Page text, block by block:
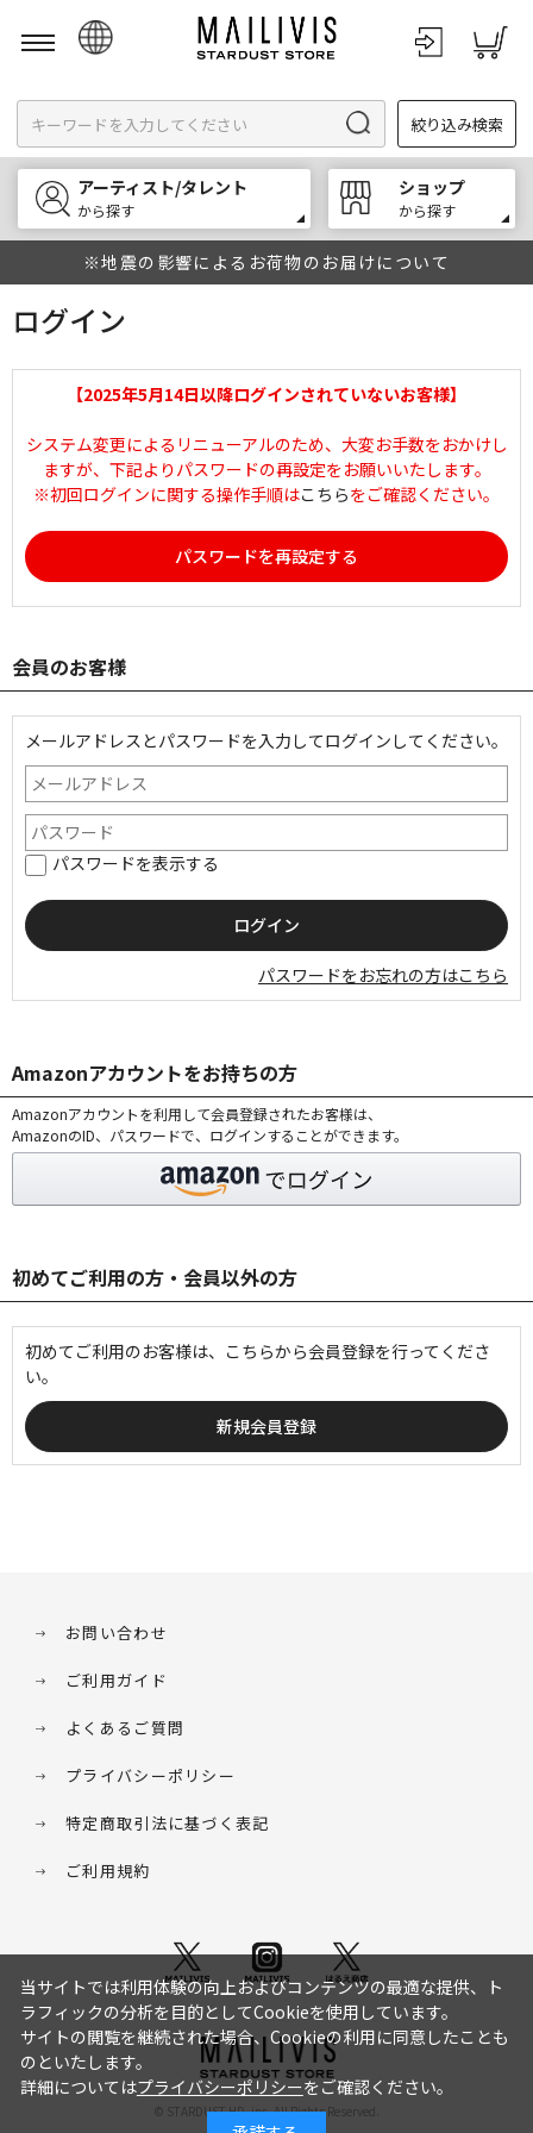
English
한국어
中文
絞り込み検索
アーティスト/タレント
から探す
ショップ
から探す
※地震の影響によるお荷物のお届けについて
ログイン
【2025年5月14日以降ログインされていないお客様】
システム変更によるリニューアルのため、大変お手数をおかけし
ますが、下記よりパスワードの再設定をお願いいたします。
※初回ログインに関する操作手順はこちらをご確認ください。
パスワードを再設定する
会員のお客様
メールアドレスとパスワードを入力してログインしてください。
パスワードを表示する
パスワードをお忘れの方はこちら
Amazonアカウントをお持ちの方
Amazonアカウントを利用して会員登録されたお客様は、
AmazonのID、パスワードで、ログインすることができます。
初めてご利用の方・会員以外の方
初めてご利用のお客様は、こちらから会員登録を行ってくださ
い。
お問い合わせ
ご利用ガイド
よくあるご質問
プライバシーポリシー
特定商取引法に基づく表記
ご利用規約
© STARDUST HD. inc. All Rights Reserved.
当サイトでは利用体験の向上およびコンテンツの最適な提供、ト
ラフィックの分析を目的としてCookieを使用しています。
サイトの閲覧を継続された場合、Cookieの利用に同意したことも
のといたします。
詳細についてはプライバシーポリシーをご確認ください。